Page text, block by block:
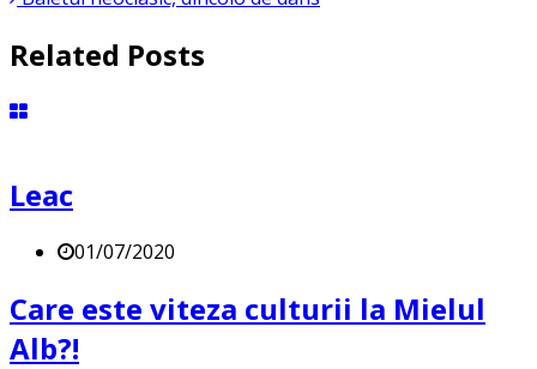
Related Posts
Leac
01/07/2020
Care este viteza culturii la Mielul
Alb?!